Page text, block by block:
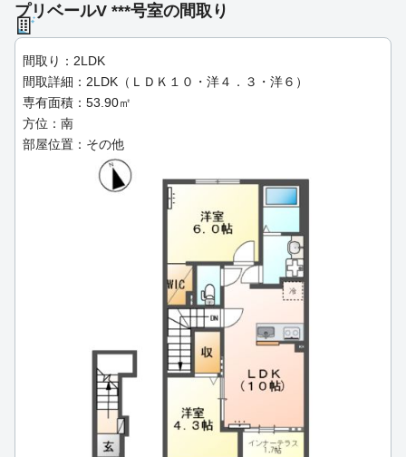
プリベールV ***号室の間取り
間取り：2LDK
間取詳細：2LDK（ＬＤＫ１０・洋４．３・洋６）
専有面積：53.90㎡
方位：南
部屋位置：その他